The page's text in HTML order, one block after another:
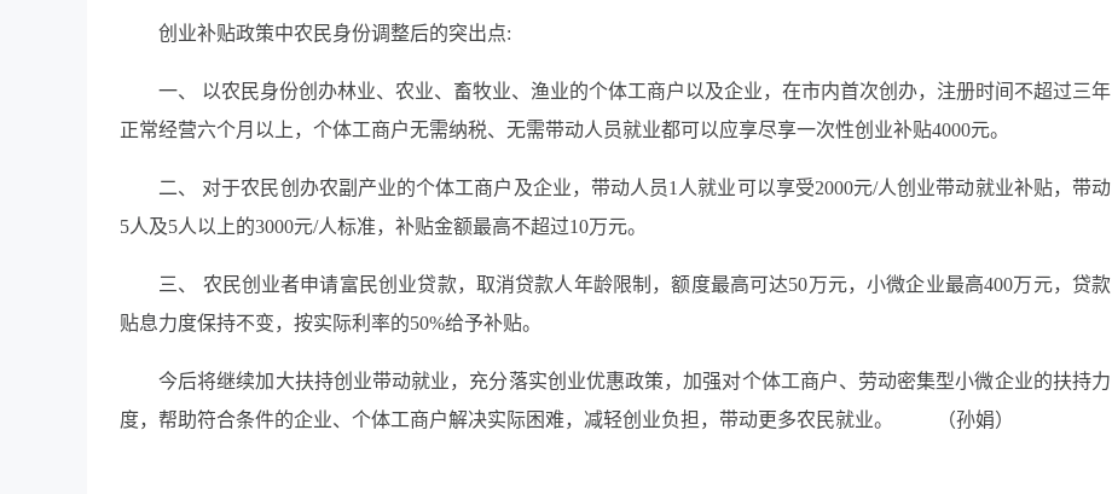
创业补贴政策中农民身份调整后的突出点:
一、 以农民身份创办林业、农业、畜牧业、渔业的个体工商户以及企业，在市内首次创办，注册时间不超过三年
正常经营六个月以上，个体工商户无需纳税、无需带动人员就业都可以应享尽享一次性创业补贴4000元。
二、 对于农民创办农副产业的个体工商户及企业，带动人员1人就业可以享受2000元/人创业带动就业补贴，带动
5人及5人以上的3000元/人标准，补贴金额最高不超过10万元。
三、 农民创业者申请富民创业贷款，取消贷款人年龄限制，额度最高可达50万元，小微企业最高400万元，贷款
贴息力度保持不变，按实际利率的50%给予补贴。
今后将继续加大扶持创业带动就业，充分落实创业优惠政策，加强对个体工商户、劳动密集型小微企业的扶持力
度，帮助符合条件的企业、个体工商户解决实际困难，减轻创业负担，带动更多农民就业。 （孙娟）